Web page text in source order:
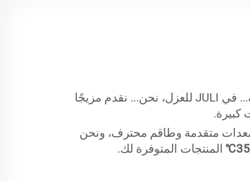
في تصنيع عزل المباني. تقدم مصنتنا أفضل خدمة بالجملة... في JULI للعزل، نحن... نقدم مزيجًا
كبيرة.
معدات متقدمة وطاقم محترف، ونحن
المنتجات المتوفرة لك.